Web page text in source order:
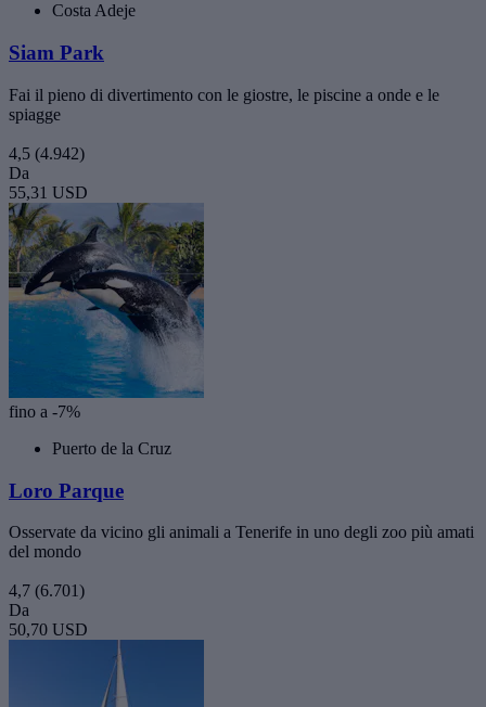
Costa Adeje
Siam Park
Fai il pieno di divertimento con le giostre, le piscine a onde e le
spiagge
4,5 (4.942)
Da
55,31 USD
fino a -7%
Puerto de la Cruz
Loro Parque
Osservate da vicino gli animali a Tenerife in uno degli zoo più amati
del mondo
4,7 (6.701)
Da
50,70 USD